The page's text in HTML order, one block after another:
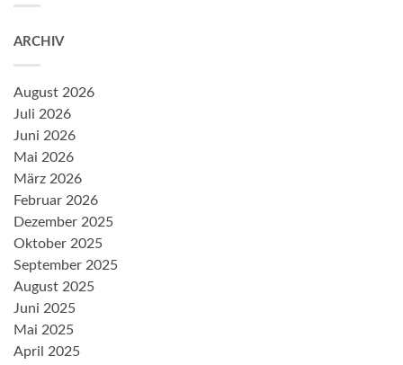
ARCHIV
August 2026
Juli 2026
Juni 2026
Mai 2026
März 2026
Februar 2026
Dezember 2025
Oktober 2025
September 2025
August 2025
Juni 2025
Mai 2025
April 2025